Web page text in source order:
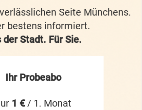
Seite Münchens.
bestens informiert.
der Stadt. Für Sie.
Ihr Probeabo
1 €/ 1. Monat